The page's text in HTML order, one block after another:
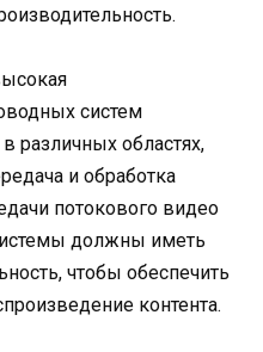
систем
различных областях,
и обработка
потокового видео
должны иметь
чтобы обеспечить
контента.